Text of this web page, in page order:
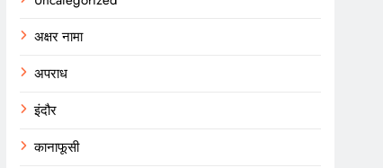
अक्षर नामा
अपराध
इंदौर
कानाफूसी